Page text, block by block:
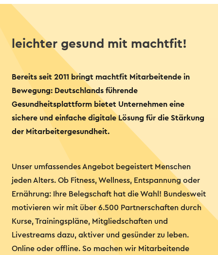
leichter gesund mit machtfit!
Bereits seit 2011 bringt machtfit Mitarbeitende in
Bewegung: Deutschlands führende
Gesundheitsplattform bietet Unternehmen eine
sichere und einfache digitale Lösung für die Stärkung
der Mitarbeitergesundheit.
Unser umfassendes Angebot begeistert Menschen
jeden Alters. Ob Fitness, Wellness, Entspannung oder
Ernährung: Ihre Belegschaft hat die Wahl! Bundesweit
motivieren wir mit über 6.500 Partnerschaften durch
Kurse, Trainingspläne, Mitgliedschaften und
Livestreams dazu, aktiver und gesünder zu leben.
Online oder offline. So machen wir Mitarbeitende